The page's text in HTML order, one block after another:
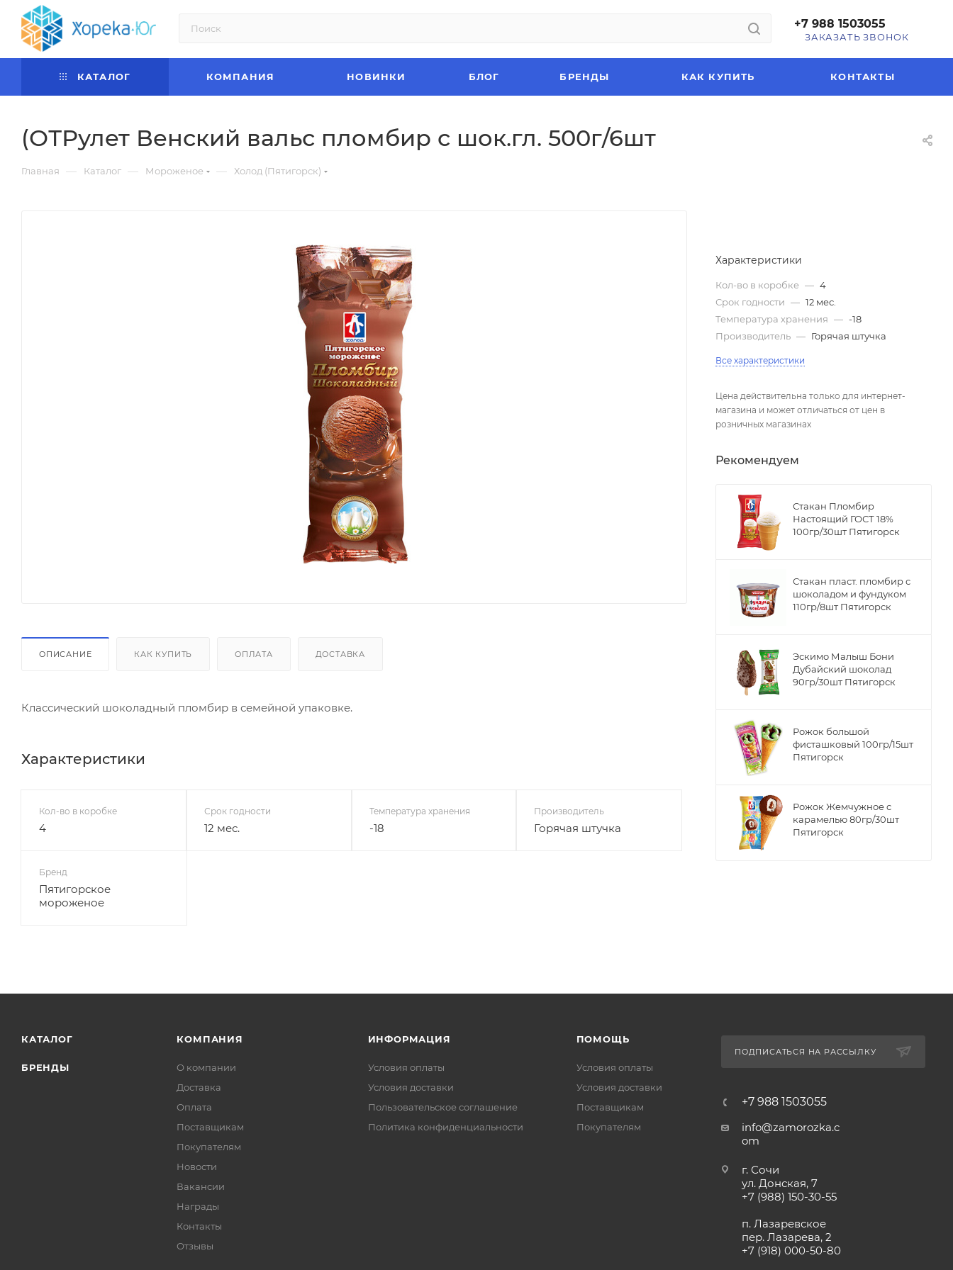
+7 988 1503055
ЗАКАЗАТЬ ЗВОНОК
КАТАЛОГ КОМПАНИЯ НОВИНКИ БЛОГ БРЕНДЫ КАК КУПИТЬ КОНТАКТЫ
(ОТРулет Венский вальс пломбир с шок.гл. 500г/6шт
Главная — Каталог — Мороженое — Холод (Пятигорск)
ОПИСАНИЕ КАК КУПИТЬ ОПЛАТА ДОСТАВКА
Классический шоколадный пломбир в семейной упаковке.
Характеристики
Кол-во в коробке
4
Срок годности
12 мес.
Температура хранения
-18
Производитель
Горячая штучка
Бренд
Пятигорское
мороженое
Характеристики
Кол-во в коробке — 4
Срок годности — 12 мес.
Температура хранения — -18
Производитель — Горячая штучка
Все характеристики
Цена действительна только для интернет-
магазина и может отличаться от цен в
розничных магазинах
Рекомендуем
Стакан Пломбир
Настоящий ГОСТ 18%
100гр/30шт Пятигорск
Стакан пласт. пломбир с
шоколадом и фундуком
110гр/8шт Пятигорск
Эскимо Малыш Бони
Дубайский шоколад
90гр/30шт Пятигорск
Рожок большой
фисташковый 100гр/15шт
Пятигорск
Рожок Жемчужное с
карамелью 80гр/30шт
Пятигорск
КАТАЛОГ
БРЕНДЫ
КОМПАНИЯ
О компании
Доставка
Оплата
Поставщикам
Покупателям
Новости
Вакансии
Награды
Контакты
Отзывы
ИНФОРМАЦИЯ
Условия оплаты
Условия доставки
Пользовательское соглашение
Политика конфиденциальности
ПОМОЩЬ
Условия оплаты
Условия доставки
Поставщикам
Покупателям
ПОДПИСАТЬСЯ НА РАССЫЛКУ
+7 988 1503055
info@zamorozka.c
om
г. Сочи
ул. Донская, 7
+7 (988) 150-30-55
п. Лазаревское
пер. Лазарева, 2
+7 (918) 000-50-80